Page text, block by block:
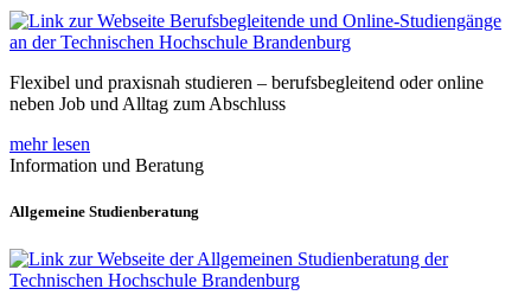
Flexibel und praxisnah studieren – berufsbegleitend oder online
neben Job und Alltag zum Abschluss
mehr lesen
Information und Beratung
Allgemeine Studienberatung